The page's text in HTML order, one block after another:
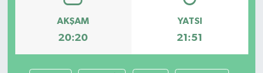
AKŞAM
20:20
YATSI
21:51